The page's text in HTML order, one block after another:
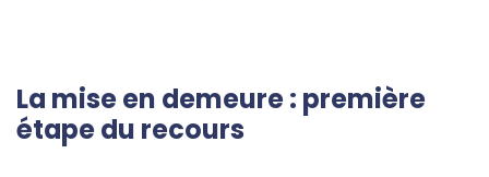
La mise en demeure : première
étape du recours